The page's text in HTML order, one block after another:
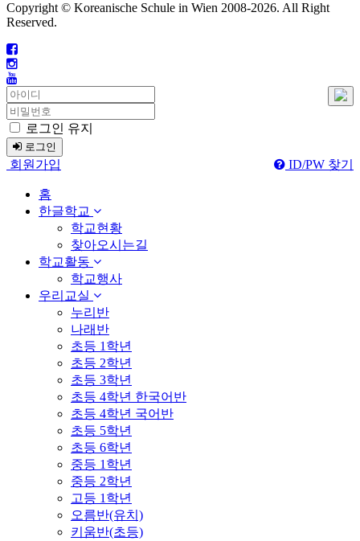
Copyright © Koreanische Schule in Wien 2008-2026. All Right
Reserved.
로그인 유지
로그인
회원가입 ID/PW 찾기
홈
한글학교
학교현황
찾아오시는길
학교활동
학교행사
우리교실
누리반
나래반
초등 1학년
초등 2학년
초등 3학년
초등 4학년 한국어반
초등 4학년 국어반
초등 5학년
초등 6학년
중등 1학년
중등 2학년
고등 1학년
오름반(유치)
키움반(초등)